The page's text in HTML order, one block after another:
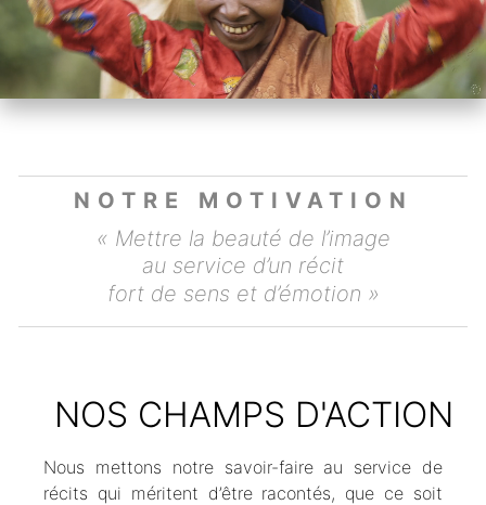
NOTRE MOTIVATION
« Mettre la beauté de l’image
au service d’un récit
fort de sens et d’émotion »
NOS CHAMPS D'ACTION
Nous mettons notre savoir-faire au service de
récits qui méritent d’être racontés, que ce soit